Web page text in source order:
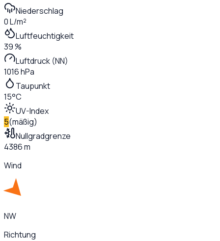
Niederschlag
0 L/m²
Luftfeuchtigkeit
39 %
Luftdruck (NN)
1016 hPa
Taupunkt
15°C
UV-Index
5(mäßig)
Nullgradgrenze
4386 m
Wind
NW
Richtung